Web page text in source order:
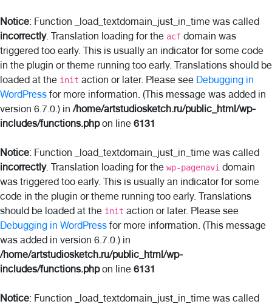
Notice: Function _load_textdomain_just_in_time was called
incorrectly. Translation loading for the acf domain was
triggered too early. This is usually an indicator for some code
in the plugin or theme running too early. Translations should be
loaded at the init action or later. Please see Debugging in
WordPress for more information. (This message was added in
version 6.7.0.) in/home/artstudiosketch.ru/public_html/wp-
includes/functions.phpon line 6131
Notice: Function _load_textdomain_just_in_time was called
incorrectly. Translation loading for the wp-pagenavi domain
was triggered too early. This is usually an indicator for some
code in the plugin or theme running too early. Translations
should be loaded at the init action or later. Please see
Debugging in WordPress for more information. (This message
was added in version 6.7.0.) in
/home/artstudiosketch.ru/public_html/wp-
includes/functions.phpon line 6131
Notice: Function _load_textdomain_just_in_time was called